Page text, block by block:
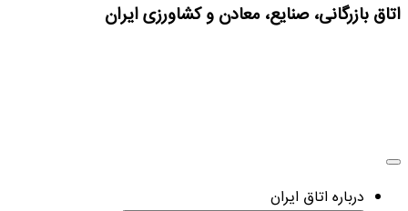
اتاق بازرگانی، صنایع، معادن و کشاورزی ایران
درباره اتاق ایران